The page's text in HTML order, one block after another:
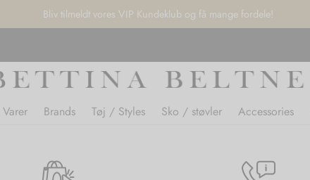
Bliv tilmeldt vores VIP Kundeklub og få mange fordele!
Brands Tøj / Styles Sko / støvler Accessories